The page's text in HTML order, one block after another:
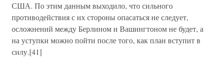
США. По этим данным выходило, что сильного
противодействия с их стороны опасаться не следует,
осложнений между Берлином и Вашингтоном не будет, а
на уступки можно пойти после того, как план вступит в
силу.[41]